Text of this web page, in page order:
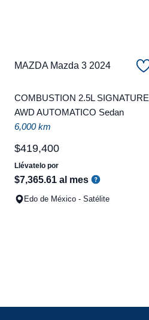
MAZDA Mazda 3 2024
COMBUSTION 2.5L SIGNATURE
AWD AUTOMATICO Sedan
6,000 km
$419,400
Llévatelo por
$7,365.61 al mes
Edo de México - Satélite